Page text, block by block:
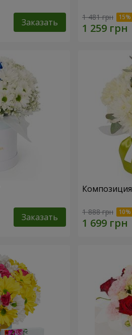
Заказать 1 481 грн
Заказать 1 888 грн